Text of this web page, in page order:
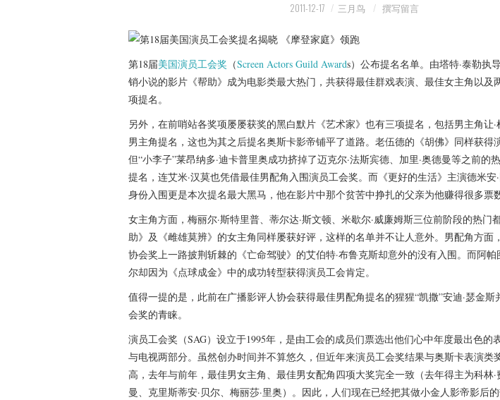
2011-12-17 三月鸟 撰写留言
第18届美国演员工会奖 （Screen Actors Guild Awards）公布提名名单。由塔特·泰勒执
销小说的影片《帮助》成为电影类最大热门，共获得最佳群戏表演、最佳女主角以及
项提名。
另外，在前哨站各奖项屡屡获奖的黑白默片《艺术家》也有三项提名，包括男主角让
男主角提名，这也为其之后提名奥斯卡影帝铺平了道路。老伍德的《胡佛》同样获得
但“小李子”莱昂纳多·迪卡普里奥成功挤掉了迈克尔·法斯宾德、加里·奥德曼等之前的
提名，连艾米·汉莫也凭借最佳男配角入围演员工会奖。而《更好的生活》主演德米安
身份入围更是本次提名最大黑马，他在影片中那个贫苦中挣扎的父亲为他赚得很多票数
女主角方面，梅丽尔·斯特里普、蒂尔达·斯文顿、米歇尔·威廉姆斯三位前阶段的热门
助》及《雌雄莫辨》的女主角同样屡获好评，这样的名单并不让人意外。男配角方面
协会奖上一路披荆斩棘的《亡命驾驶》的艾伯特·布鲁克斯却意外的没有入围。而阿帕
尔却因为《点球成金》中的成功转型获得演员工会肯定。
值得一提的是，此前在广播影评人协会获得最佳男配角提名的猩猩“凯撒”安迪·瑟金斯
会奖的青睐。
演员工会奖（SAG）设立于1995年，是由工会的成员们票选出他们心中年度最出色的
与电视两部分。虽然创办时间并不算悠久，但近年来演员工会奖结果与奥斯卡表演类
高，去年与前年，最佳男女主角、最佳男女配角四项大奖完全一致（去年得主为科林·
曼、克里斯蒂安·贝尔、梅丽莎·里奥）。因此，人们现在已经把其做小金人影帝影后